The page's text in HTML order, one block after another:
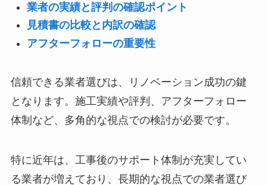
業者の実績と評判の確認ポイント
見積書の比較と内訳の確認
アフターフォローの重要性
信頼できる業者選びは、リノベーション成功の鍵
となります。施工実績や評判、アフターフォロー
体制など、多角的な視点での検討が必要です。
特に近年は、工事後のサポート体制が充実してい
る業者が増えており、長期的な視点での業者選び